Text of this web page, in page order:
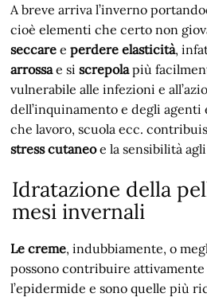
A breve arriva l’inverno
cioè elementi che certo non
seccare eperdere elasticità,
arrossae siscrepolapiù
vulnerabile alle infezioni e
dell’inquinamento e degli agenti
che lavoro, scuola ecc.
stress cutaneoe la sensibilità
Idratazione della
mesi invernali
Le creme, indubbiamente, o
possono contribuire
l’epidermide e sono quelle più